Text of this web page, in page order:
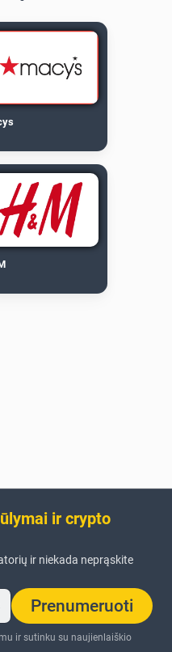
ir crypto
ir niekada neprąskite
Prenumeruoti
ir sutinku su naujienlaiškio